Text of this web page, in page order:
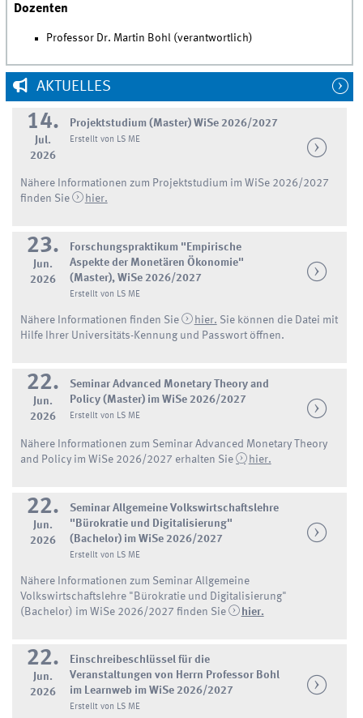
Dozenten
Professor Dr. Martin Bohl (verantwortlich)
AKTUELLES
14.
Jul.
2026
Projektstudium (Master) WiSe 2026/2027
Erstellt von LS ME
Nähere Informationen zum Projektstudium im WiSe 2026/2027
finden Sie
hier.
23.
Jun.
2026
Forschungspraktikum "Empirische
Aspekte der Monetären Ökonomie"
(Master), WiSe 2026/2027
Erstellt von LS ME
Nähere Informationen finden Sie hier. Sie können die Datei mit
Hilfe Ihrer Universitäts-Kennung und Passwort öffnen.
22.
Jun.
2026
Seminar Advanced Monetary Theory and
Policy (Master) im WiSe 2026/2027
Erstellt von LS ME
Nähere Informationen zum Seminar Advanced Monetary Theory
and Policy im WiSe 2026/2027 erhalten Sie
hier.
22.
Jun.
2026
Seminar Allgemeine Volkswirtschaftslehre
"Bürokratie und Digitalisierung"
(Bachelor) im WiSe 2026/2027
Erstellt von LS ME
Nähere Informationen zum Seminar Allgemeine
Volkswirtschaftslehre "Bürokratie und Digitalisierung"
(Bachelor) im WiSe 2026/2027 finden Sie
hier.
22.
Jun.
2026
Einschreibeschlüssel für die
Veranstaltungen von Herrn Professor Bohl
im Learnweb im WiSe 2026/2027
Erstellt von LS ME